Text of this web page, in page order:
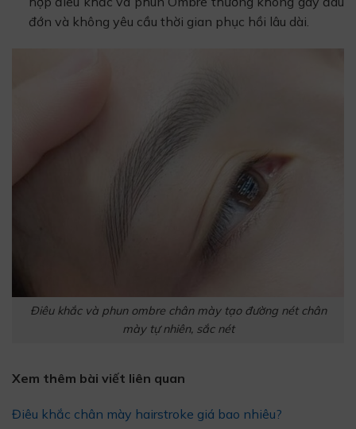
đớn và không yêu cầu thời gian phục hồi lâu dài.
Điêu khắc và phun ombre chân mày tạo đường nét chân
mày tự nhiên, sắc nét
Xem thêm bài viết liên quan
Điêu khắc chân mày hairstroke giá bao nhiêu?